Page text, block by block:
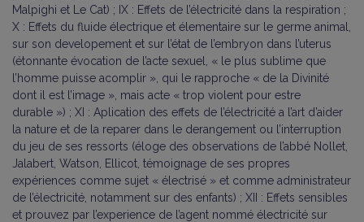
Malpighi et Le Cat) ; IX : Effets de l’électricité dans la respiration ;
X : Effets du fluide électrique et élementaire sur le germe animal,
sur son developement et sur l’état de l’embryon dans l’uterus
(étonnante évocation de l’acte sexuel, « le plus sublime que
l’homme puisse acomplir », qui le rapproche « de la Divinité
dont il est l’image », mais acte « trop violent pour estre
durable ») ; XI : Aplication des effets de l’électricité a l’art d’aider
la nature et de la reparer dans le derangement ou l’interruption
du jeu de ses ressorts (éloge des observations de l’abbé Nollet,
Jalabert, Watson, Ellicot, témoignage de ses propres
expériences comme sujet « électrisé » et comme administrateur
de l’électricité, notamment sur des enfants) ; XII : Effets sensibles
et prouvez par l’experience de l’agent nommé électricité sur